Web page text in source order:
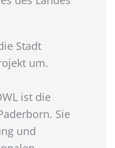
Stadt
um.
ist die
Sie
und